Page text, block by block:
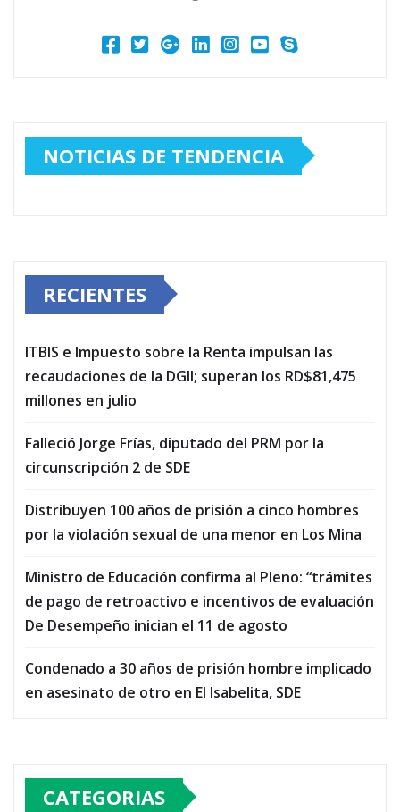
NOTICIAS DE TENDENCIA
RECIENTES
ITBIS e Impuesto sobre la Renta impulsan las
recaudaciones de la DGII; superan los RD$81,475
millones en julio
Falleció Jorge Frías, diputado del PRM por la
circunscripción 2 de SDE
Distribuyen 100 años de prisión a cinco hombres
por la violación sexual de una menor en Los Mina
Ministro de Educación confirma al Pleno: “trámites
de pago de retroactivo e incentivos de evaluación
De Desempeño inician el 11 de agosto
Condenado a 30 años de prisión hombre implicado
en asesinato de otro en El Isabelita, SDE
CATEGORIAS